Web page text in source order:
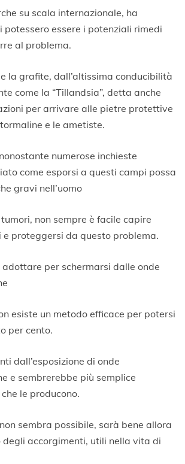
su scala internazionale, ha
essere i potenziali rimedi
al problema.
la grafite, dall’altissima conducibilità
come la “Tillandsia”, detta anche
per arrivare alle pietre protettive
e le ametiste.
numerose inchieste
come esporsi a questi campi possa
gravi nell’uomo
non sempre è facile capire
e proteggersi da questo problema.
per schermarsi dalle onde
esiste un metodo efficace per potersi
per cento.
dall’esposizione di onde
e sembrerebbe più semplice
le producono.
sembra possibile, sarà bene allora
accorgimenti, utili nella vita di